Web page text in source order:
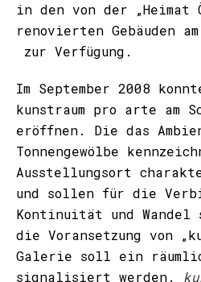
in den von der „Heimat
renovierten Gebäuden
zur Verfügung.
Im September 2008
kunstraum pro arte am
eröffnen. Die das
Tonnengewölbe
Ausstellungsort
und sollen für die
Kontinuität und Wandel
die Voransetzung von
Galerie soll ein
signalisiert werden.